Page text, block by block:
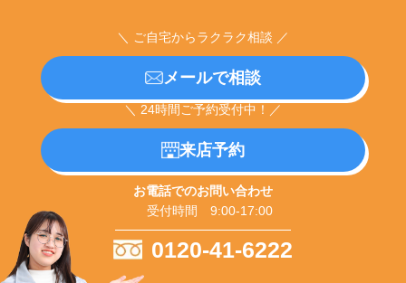
＼ ご自宅からラクラク相談 ／
メールで相談
＼ 24時間ご予約受付中！／
来店予約
お電話でのお問い合わせ
受付時間 9:00-17:00
0120-41-6222